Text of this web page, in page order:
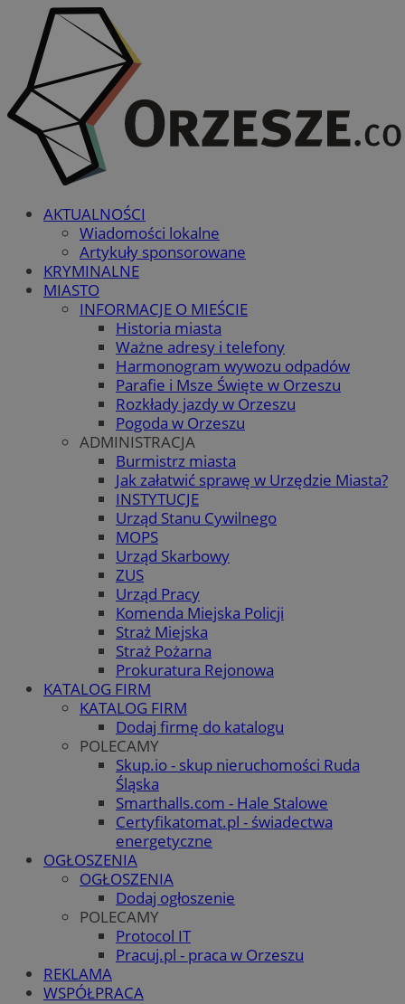
AKTUALNOŚCI
Wiadomości lokalne
Artykuły sponsorowane
KRYMINALNE
MIASTO
INFORMACJE O MIEŚCIE
Historia miasta
Ważne adresy i telefony
Harmonogram wywozu odpadów
Parafie i Msze Święte w Orzeszu
Rozkłady jazdy w Orzeszu
Pogoda w Orzeszu
ADMINISTRACJA
Burmistrz miasta
Jak załatwić sprawę w Urzędzie Miasta?
INSTYTUCJE
Urząd Stanu Cywilnego
MOPS
Urząd Skarbowy
ZUS
Urząd Pracy
Komenda Miejska Policji
Straż Miejska
Straż Pożarna
Prokuratura Rejonowa
KATALOG FIRM
KATALOG FIRM
Dodaj firmę do katalogu
POLECAMY
Skup.io - skup nieruchomości Ruda
Śląska
Smarthalls.com - Hale Stalowe
Certyfikatomat.pl - świadectwa
energetyczne
OGŁOSZENIA
OGŁOSZENIA
Dodaj ogłoszenie
POLECAMY
Protocol IT
Pracuj.pl - praca w Orzeszu
REKLAMA
WSPÓŁPRACA